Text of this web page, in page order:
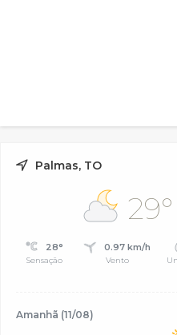
Palmas, TO
29°
28°
Sensação
0.97 km/h
Vento
Amanhã (11/08)